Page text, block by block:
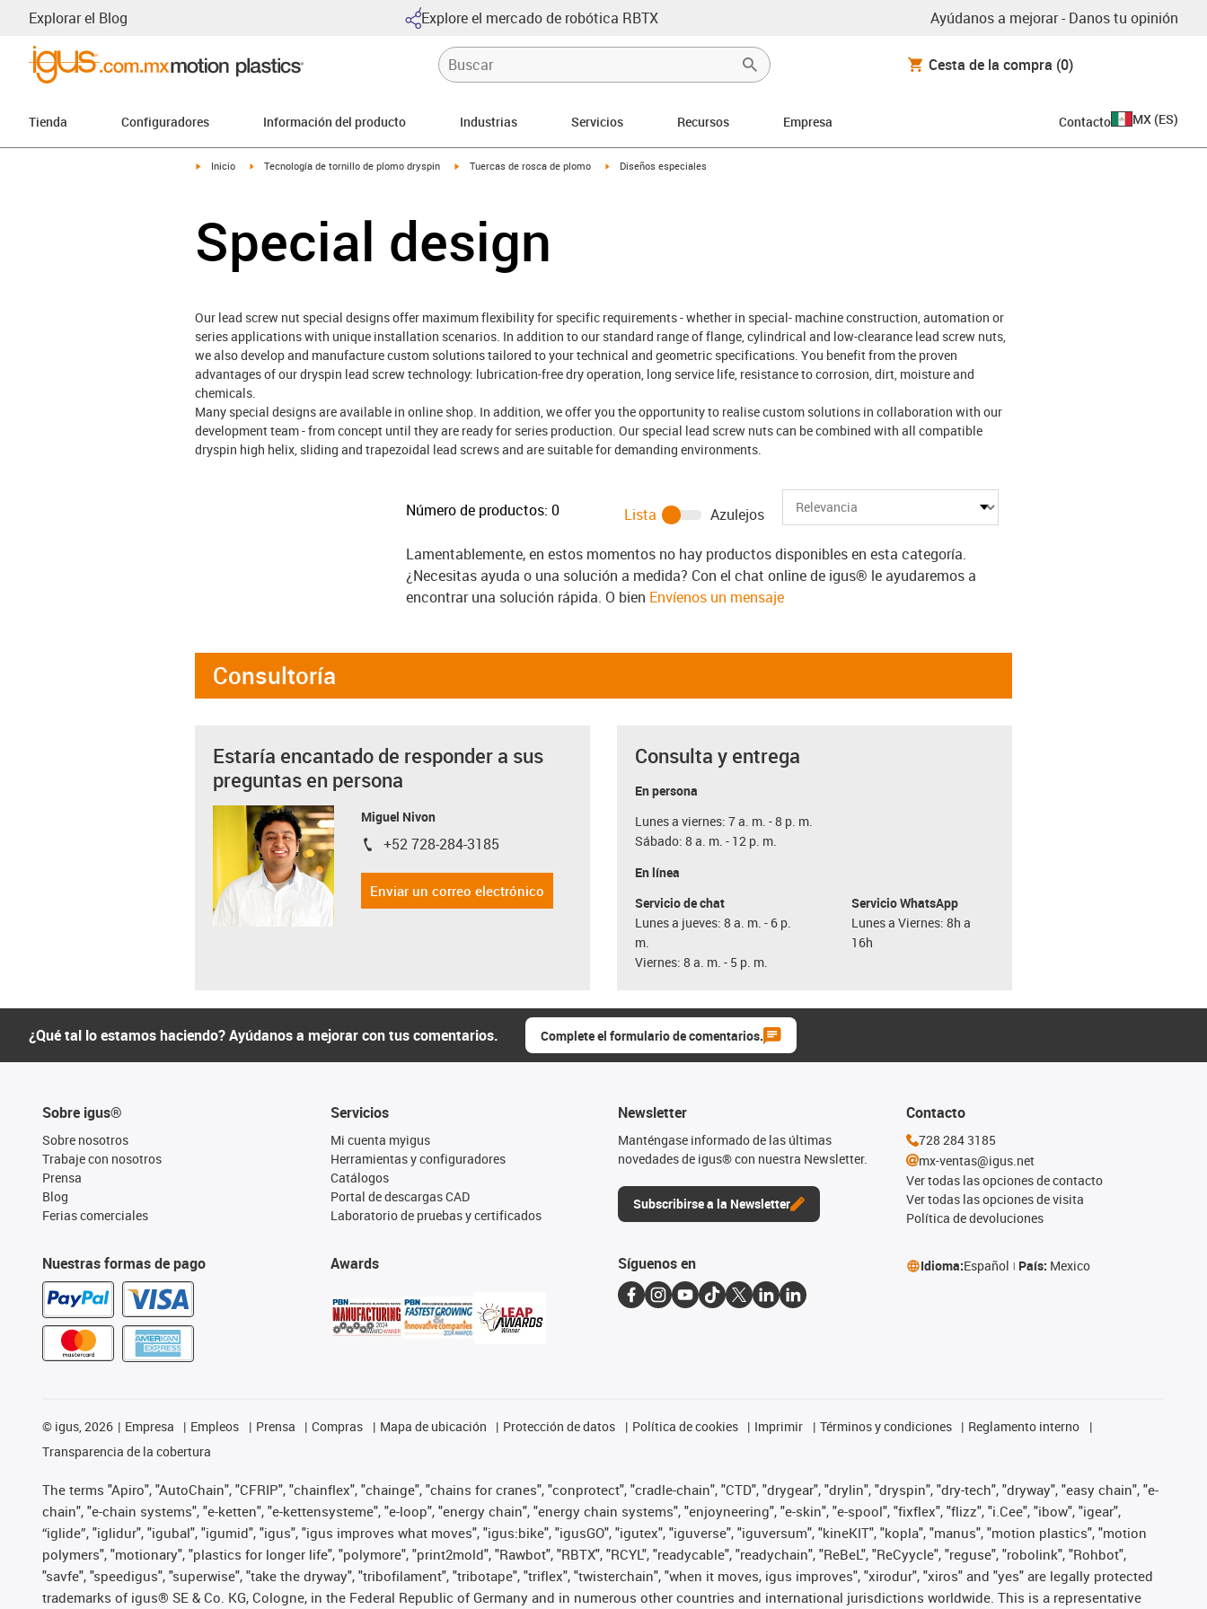
Explorar el Blog Explore el mercado de robótica RBTX Ayúdanos a mejorar - Danos tu opinión
Cesta de la compra (0)
Tienda Configuradores Información del producto Industrias Servicios Recursos Empresa Contacto MX (ES)
igus-icon-arrow-right
Inicio igus-icon-arrow-right
Tecnología de tornillo de plomo dryspin igus-icon-arrow-right
Tuercas de rosca de plomo igus-icon-arrow-right
Diseños especiales
Special design
Our lead screw nut special designs offer maximum flexibility for specific requirements - whether in special- machine construction, automation or
series applications with unique installation scenarios. In addition to our standard range of flange, cylindrical and low-clearance lead screw nuts,
we also develop and manufacture custom solutions tailored to your technical and geometric specifications. You benefit from the proven
advantages of our dryspin lead screw technology: lubrication-free dry operation, long service life, resistance to corrosion, dirt, moisture and
chemicals.
Many special designs are available in online shop. In addition, we offer you the opportunity to realise custom solutions in collaboration with our
development team - from concept until they are ready for series production. Our special lead screw nuts can be combined with all compatible
dryspin high helix, sliding and trapezoidal lead screws and are suitable for demanding environments.
Número de productos: 0 Lista
Azulejos
Lamentablemente, en estos momentos no hay productos disponibles en esta categoría.
¿Necesitas ayuda o una solución a medida? Con el chat online de igus® le ayudaremos a
encontrar una solución rápida. O bien Envíenos un mensaje
Consultoría
Estaría encantado de responder a sus
preguntas en persona
Miguel Nivon
igus-icon-phone
+52 728-284-3185
Enviar un correo electrónico
Consulta y entrega
En persona
Lunes a viernes: 7 a. m. - 8 p. m.
Sábado: 8 a. m. - 12 p. m.
En línea
Servicio de chat
Lunes a jueves: 8 a. m. - 6 p.
m.
Viernes: 8 a. m. - 5 p. m.
Servicio WhatsApp
Lunes a Viernes: 8h a
16h
¿Qué tal lo estamos haciendo? Ayúdanos a mejorar con tus comentarios. Complete el formulario de comentarios.
Sobre igus®
Sobre nosotros
Trabaje con nosotros
Prensa
Blog
Ferias comerciales
Nuestras formas de pago
Servicios
Mi cuenta myigus
Herramientas y configuradores
Catálogos
Portal de descargas CAD
Laboratorio de pruebas y certificados
Awards
Newsletter
Manténgase informado de las últimas
novedades de igus® con nuestra Newsletter.
Subscribirse a la Newsletter
Contacto
728 284 3185
mx-ventas@igus.net
Ver todas las opciones de contacto
Ver todas las opciones de visita
Política de devoluciones
Síguenos en Idioma:Español País: Mexico
© igus, 2026 Empresa Empleos Prensa Compras Mapa de ubicación Protección de datos Política de cookies Imprimir Términos y condiciones
Reglamento interno
Transparencia de la cobertura
The terms "Apiro", "AutoChain", "CFRIP", "chainflex", "chainge", "chains for cranes", "conprotect", "cradle-chain", "CTD", "drygear", "drylin", "dryspin", "dry-tech", "dryway", "easy chain", "e-
chain", "e-chain systems", "e-ketten", "e-kettensysteme", "e-loop", "energy chain", "energy chain systems", "enjoyneering", "e-skin", "e-spool", "fixflex", "flizz", "i.Cee", "ibow", "igear",
“iglide”, "iglidur", "igubal", "igumid", "igus", "igus improves what moves", "igus:bike", "igusGO", "igutex", "iguverse", "iguversum", "kineKIT", "kopla", "manus", "motion plastics", "motion
polymers", "motionary", "plastics for longer life", "polymore", "print2mold", "Rawbot", "RBTX", "RCYL", "readycable", "readychain", "ReBeL", "ReCyycle", "reguse", "robolink", "Rohbot",
"savfe", "speedigus", "superwise", "take the dryway", "tribofilament", "tribotape", "triflex", "twisterchain", "when it moves, igus improves", "xirodur", "xiros" and "yes" are legally protected
trademarks of igus® SE & Co. KG, Cologne, in the Federal Republic of Germany and in numerous other countries and international jurisdictions worldwide. This is a representative